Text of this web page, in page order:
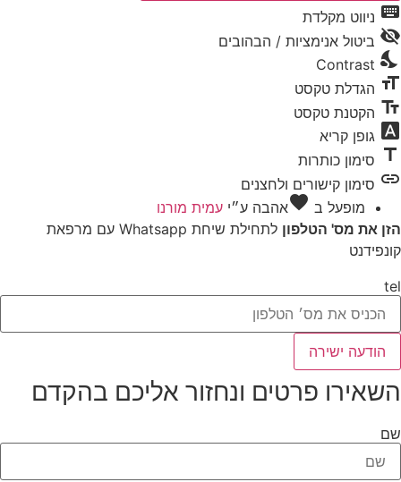
keyboard ניווט מקלדת
visibility_off ביטול אנימציות / הבהובים
nights_stay
Contrast
format_size הגדלת טקסט
text_fields הקטנת טקסט
font_download גופן קריא
title סימון כותרות
link סימון קישורים ולחצנים
מופעל ב favoriteאהבה ע״י עמית מורנו
הזן את מס' הטלפון
לתחילת שיחת Whatsapp עם מרפאת
קונפידנט
tel
הודעה ישירה
השאירו פרטים ונחזור אליכם בהקדם
שם